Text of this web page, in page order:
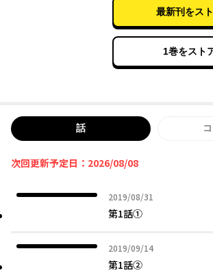
最新刊をス
1巻をスト
話
次回更新予定日：2026/08/08
2019/08/31
2019年08月31日
第1話①
2019/09/14
2019年09月14日
第1話②